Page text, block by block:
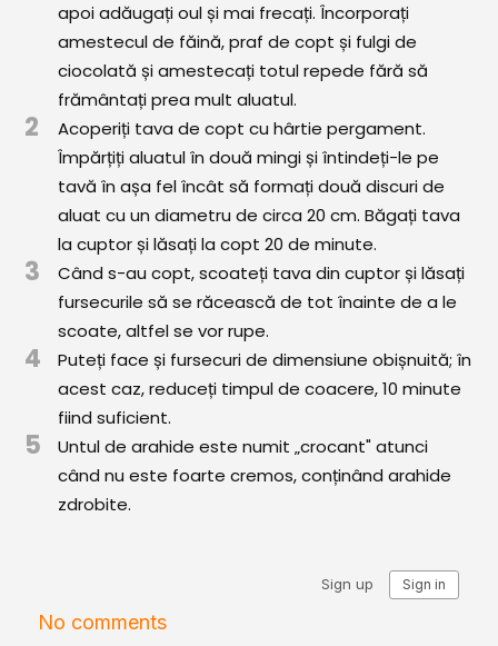
Sandwichuri și Wraps
Supe și Ciorbe
Rețete Video
Comunitatea
iCooking
Librărie
Adaugă o rețetă
Cum adăugăm o rețetă
Regulament de postare
CONCURS
apoi adăugați oul și mai frecați. Încorporați
amestecul de făină, praf de copt și fulgi de
ciocolată și amestecați totul repede fără să
frământați prea mult aluatul.
2
Acoperiți tava de copt cu hârtie pergament.
Împărțiți aluatul în două mingi și întindeți-le pe
tavă în așa fel încât să formați două discuri de
aluat cu un diametru de circa 20 cm. Băgați tava
la cuptor și lăsați la copt 20 de minute.
3
Când s-au copt, scoateți tava din cuptor și lăsați
fursecurile să se răcească de tot înainte de a le
scoate, altfel se vor rupe.
4
Puteți face și fursecuri de dimensiune obișnuită; în
acest caz, reduceți timpul de coacere, 10 minute
fiind suficient.
5
Untul de arahide este numit „crocant" atunci
când nu este foarte cremos, conținând arahide
zdrobite.